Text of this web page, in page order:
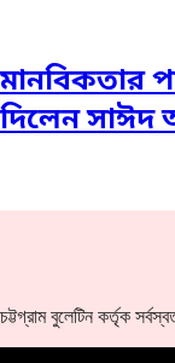
মানবিকতার
দিলেন
চট্টগ্রাম বুলেটিন কর্তৃক